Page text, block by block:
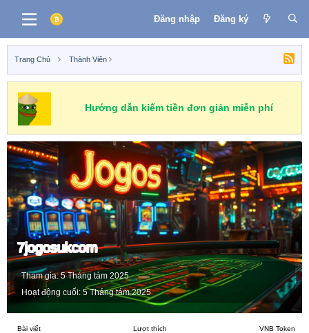
Đăng nhập Đăng ký
Trang Chủ Thành Viên
Hướng dẫn kiếm tiền đơn giản miễn phí
7jogosukcom
Tham gia 5 Tháng tám 2025
Hoạt động cuối 5 Tháng tám 2025
Bài viết Lượt thích VNB Token